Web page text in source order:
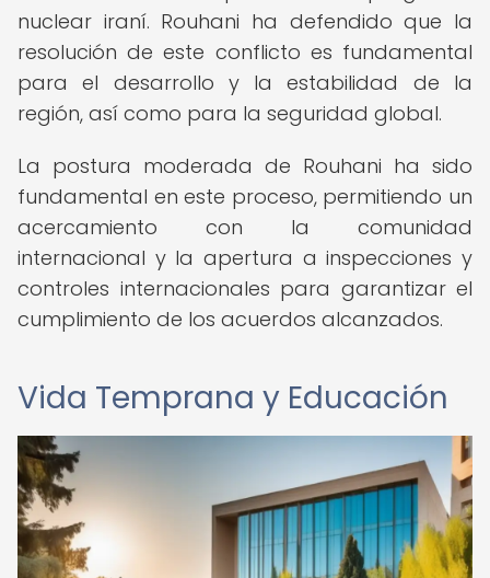
nuclear iraní. Rouhani ha defendido que la
resolución de este conflicto es fundamental
para el desarrollo y la estabilidad de la
región, así como para la seguridad global.
La postura moderada de Rouhani ha sido
fundamental en este proceso, permitiendo un
acercamiento con la comunidad
internacional y la apertura a inspecciones y
controles internacionales para garantizar el
cumplimiento de los acuerdos alcanzados.
Vida Temprana y Educación